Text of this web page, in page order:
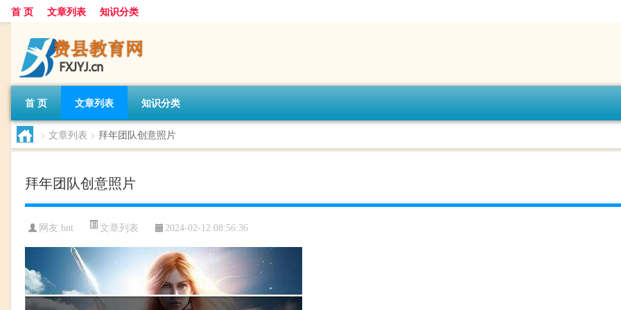
首 页 文章列表 知识分类
首 页 文章列表 知识分类
> 文章列表 > 拜年团队创意照片
拜年团队创意照片
网友:bnt 文章列表 2024-02-12 08:56:36